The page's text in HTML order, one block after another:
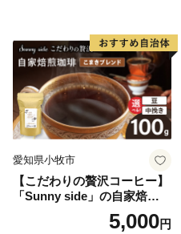
愛知県小牧市
【こだわりの贅沢コーヒー】
「Sunny side」の自家焙煎珈
琲こまきブレンド（100g）
5,000円